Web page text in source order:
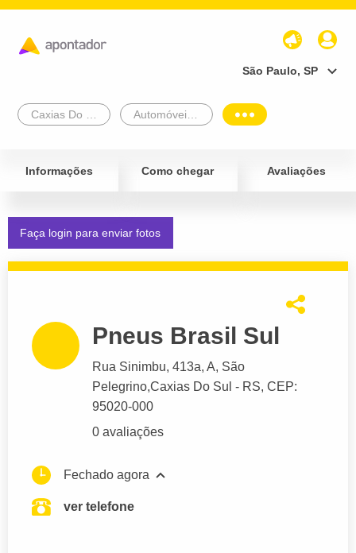
São Paulo, SP
Informações Como chegar Avaliações
Faça login para enviar fotos
Pneus Brasil Sul
Rua Sinimbu, 413a, A, São
Pelegrino,Caxias Do Sul - RS, CEP:
95020-000
0 avaliações
Fechado agora
ver telefone